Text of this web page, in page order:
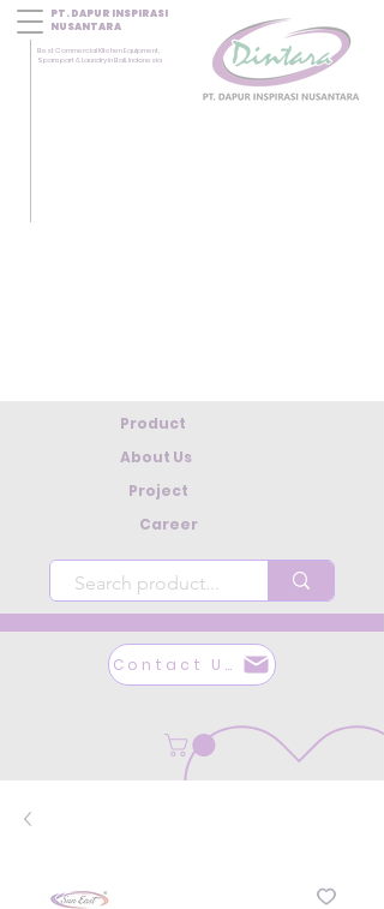
PT. DAPUR INSPIRASI
NUSANTARA
Best Commercial Kitchen Equipment,
Sparepart & Laundry in Bali, Indonesia
Career
Contact Us
Product
About Us
Project